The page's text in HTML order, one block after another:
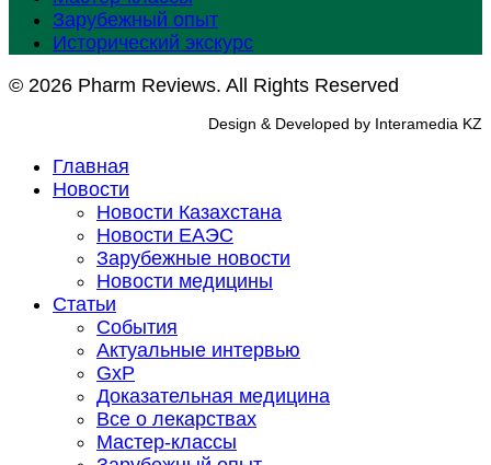
Зарубежный опыт
Исторический экскурс
© 2026 Pharm Reviews. All Rights Reserved
Design & Developed by Interamedia KZ
Главная
Новости
Новости Казахстана
Новости ЕАЭС
Зарубежные новости
Новости медицины
Статьи
События
Актуальные интервью
GxP
Доказательная медицина
Все о лекарствах
Мастер-классы